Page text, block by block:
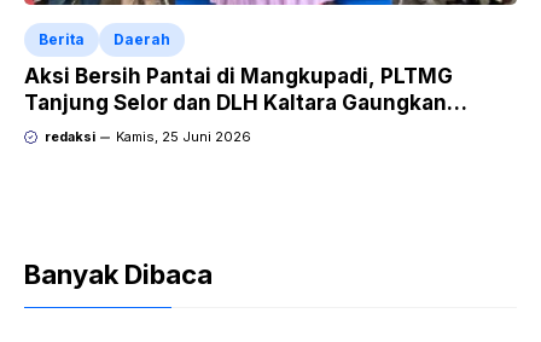
Berita Daerah
Aksi Bersih Pantai di Mangkupadi, PLTMG
Tanjung Selor dan DLH Kaltara Gaungkan
Komitmen “Saatnya Bekerja untuk Iklim”
redaksi Kamis, 25 Juni 2026
Banyak Dibaca